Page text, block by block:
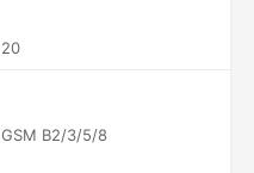
20
GSM B2/3/5/8